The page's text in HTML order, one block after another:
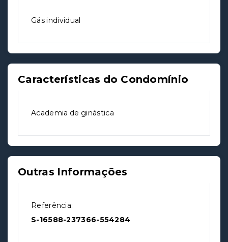
Gás individual
Características do Condomínio
Academia de ginástica
Outras Informações
Referência:
S-16588-237366-554284